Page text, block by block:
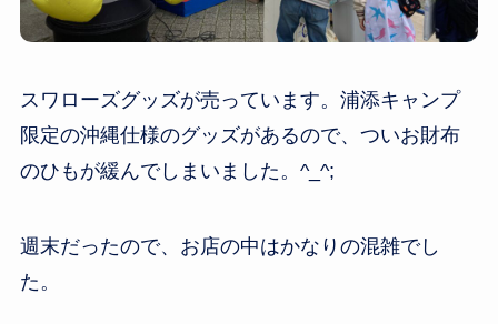
スワローズグッズが売っています。浦添キャンプ
限定の沖縄仕様のグッズがあるので、ついお財布
のひもが緩んでしまいました。^_^;
週末だったので、お店の中はかなりの混雑でし
た。